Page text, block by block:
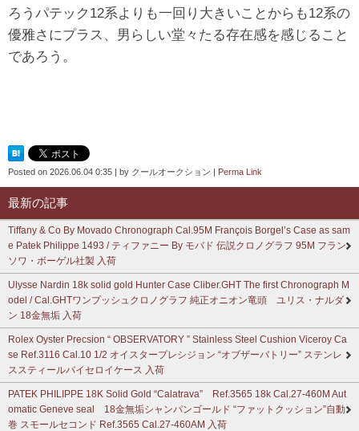
ろうパテック12系よりも一回り大きいことからも12系の
優雅さにプラス、男らしい堂々たる存在感を感じること
であろう。
Posted on 2026.06.04 0:35 | by クールオークション | Perma Link
最新の記事
Tiffany & Co By Movado Chronograph Cal.95M François Borgel’s Case as sam
e Patek Philippe 1493 / ティファニー By モバド 伝説クロノグラフ 95M フラン
ソワ・ボーゲル社製 入荷
Ulysse Nardin 18k solid gold Hunter Case Cliber.GHT The first Chronograph M
odel / Cal.GHTワンプッシュクロノグラフ 純正オニオン竜頭 ユリス・ナルダ
ン 18金無垢 入荷
Rolex Oyster Precsion “ OBSERVATORY ” Stainless Steel Cushion Viceroy Ca
se Ref.3116 Cal.10 1/2 オイスタープレシジョン “オブザーバトリー” ステンレ
ススティールバイセロイケース 入荷
PATEK PHILIPPE 18K Solid Gold “Calatrava” Ref.3565 18k Cal.27-460M Aut
omatic Geneve seal 18金無垢シャンパンゴールド “ファットクッション”自動
巻 スモールセコンド Ref.3565 Cal.27-460AM 入荷